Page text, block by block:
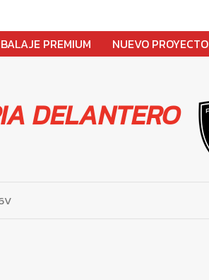
PREMIUM NUEVO PROYECTO
DELANTERO